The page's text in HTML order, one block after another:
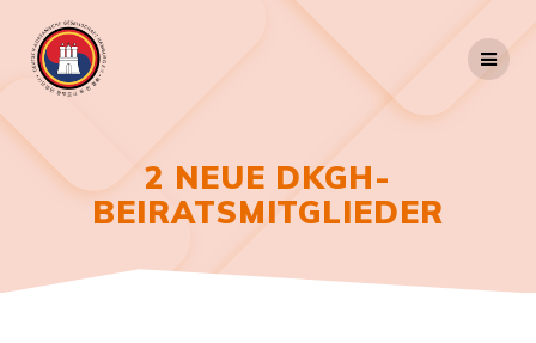
2 NEUE DKGH-
BEIRATSMITGLIEDER